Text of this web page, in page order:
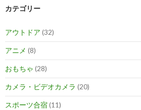
カテゴリー
アウトドア (32)
アニメ (8)
おもちゃ (28)
カメラ・ビデオカメラ (20)
スポーツ合宿(11)